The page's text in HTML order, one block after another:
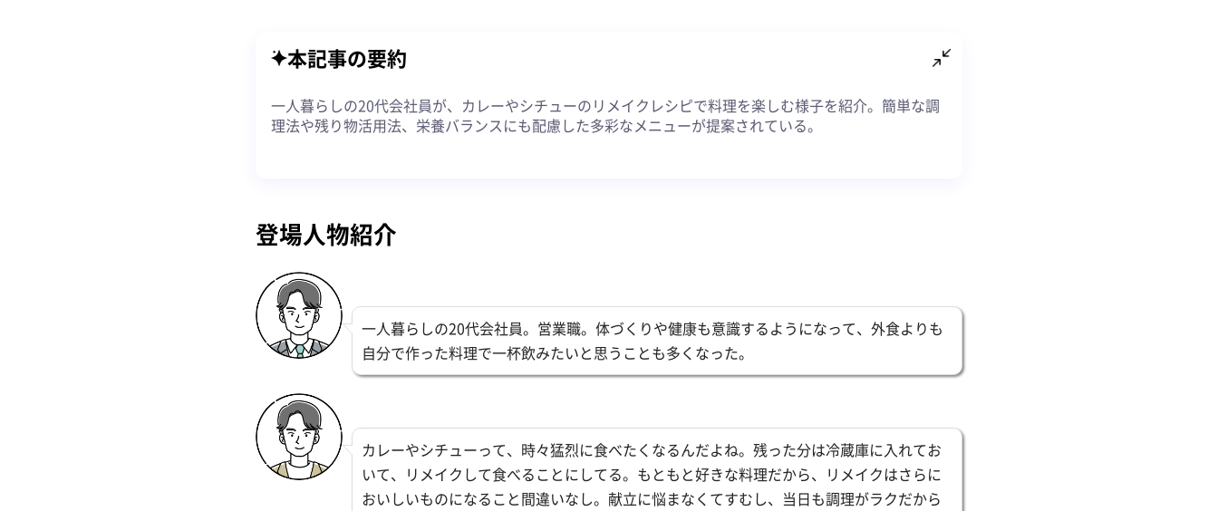
本記事の要約
一人暮らしの20代会社員が、カレーやシチューのリメイクレシピで料理を楽しむ様子を紹介。簡単な調
理法や残り物活用法、栄養バランスにも配慮した多彩なメニューが提案されている。
登場人物紹介
一人暮らしの20代会社員。営業職。体づくりや健康も意識するようになって、外食よりも
自分で作った料理で一杯飲みたいと思うことも多くなった。
カレーやシチューって、時々猛烈に食べたくなるんだよね。残った分は冷蔵庫に入れてお
いて、リメイクして食べることにしてる。もともと好きな料理だから、リメイクはさらに
おいしいものになること間違いなし。献立に悩まなくてすむし、当日も調理がラクだから